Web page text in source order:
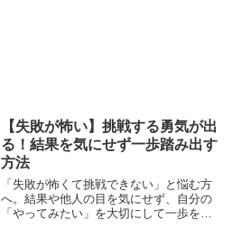
【失敗が怖い】挑戦する勇気が出
る！結果を気にせず一歩踏み出す
方法
「失敗が怖くて挑戦できない」と悩む方
へ。結果や他人の目を気にせず、自分の
「やってみたい」を大切にして一歩を踏